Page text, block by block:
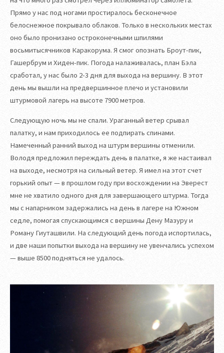
Прямо у нас под ногами простиралось бесконечное
белоснежное покрывало облаков. Только в нескольких местах
оно было пронизано остроконечными шпилями
восьмитысячников Каракорума. Я смог опознать Броут-пик,
Гашербрум и Хиден-пик. Погода налаживалась, план Бэла
сработал, у нас было 2-3 дня для выхода на вершину. В этот
день мы вышли на предвершинное плечо и установили
штурмовой лагерь на высоте 7900 метров.
Следующую ночь мы не спали. Ураганный ветер срывал
палатку, и нам приходилось ее подпирать спинами.
Намеченный ранний выход на штурм вершины отменили.
Володя предложил переждать день в палатке, я же настаивал
на выходе, несмотря на сильный ветер. Я имел на этот счет
горький опыт — в прошлом году при восхождении на Эверест
мне не хватило одного дня для завершающего штурма. Тогда
мы с напарником задержались на день в лагере на Южном
седле, помогая спускающимся с вершины Дену Мазуру и
Роману Гиуташвили. На следующий день погода испортилась,
и две наши попытки выхода на вершину не увенчались успехом
— выше 8500 подняться не удалось.